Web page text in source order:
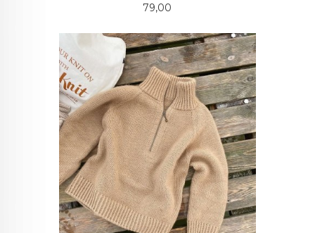
Pris
79,00